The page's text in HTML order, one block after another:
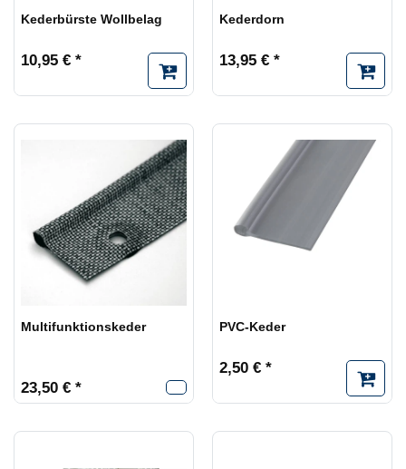
Kederbürste Wollbelag
10,95 € *
Kederdorn
13,95 € *
Multifunktionskeder
23,50 € *
PVC-Keder
2,50 € *